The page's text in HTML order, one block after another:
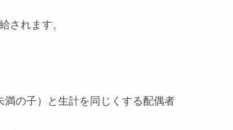
されます。
の子）と生計を同じくする配偶者